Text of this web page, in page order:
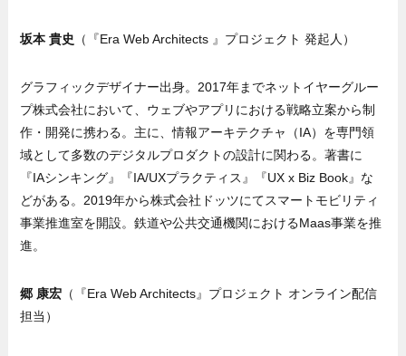
坂本 貴史 （『Era Web Architects 』プロジェクト 発起人）
グラフィックデザイナー出身。2017年までネットイヤーグルー
プ株式会社において、ウェブやアプリにおける戦略立案から制
作・開発に携わる。主に、情報アーキテクチャ（IA）を専門領
域として多数のデジタルプロダクトの設計に関わる。著書に
『IAシンキング』『IA/UXプラクティス』『UX x Biz Book』な
どがある。2019年から株式会社ドッツにてスマートモビリティ
事業推進室を開設。鉄道や公共交通機関におけるMaas事業を推
進。
郷 康宏 （『Era Web Architects』プロジェクト オンライン配信
担当）